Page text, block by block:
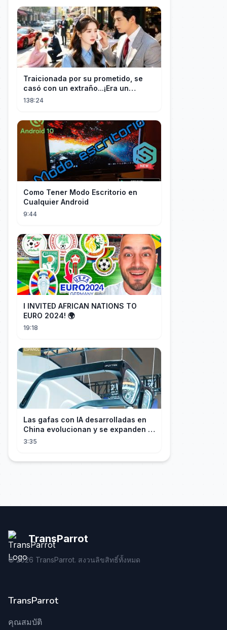
Traicionada por su prometido, se
casó con un extraño...¡Era un
multimillonario obsesionado con
138:24
Como Tener Modo Escritorio en
Cualquier Android
9:44
I INVITED AFRICAN NATIONS TO
EURO 2024! 🌍
19:18
Las gafas con IA desarrolladas en
China evolucionan y se expanden a
los mercados internacionales
3:35
TransParrot
©2026 TransParrot. สงวนลิขสิทธิ์ทั้งหมด
TransParrot
คุณสมบัติ